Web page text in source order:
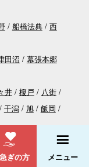
船橋法典
西
田沼
幕張本郷
井 榎戸
八街
干潟 旭
飯岡
北柏
電話をかける
ぎの方 メニュー